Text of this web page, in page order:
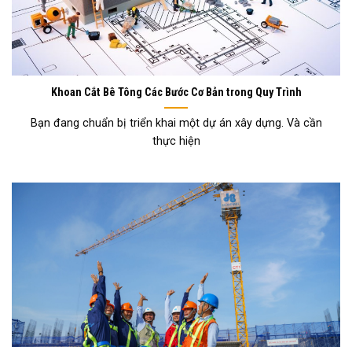
Khoan Cắt Bê Tông Các Bước Cơ Bản trong Quy Trình
Bạn đang chuẩn bị triển khai một dự án xây dựng. Và cần
thực hiện